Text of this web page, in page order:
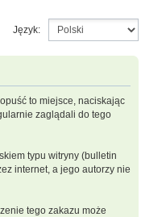
Język:
to miejsce, naciskając
zaglądali do tego
typu witryny (bulletin
internet, a jego autorzy nie
tego zakazu może